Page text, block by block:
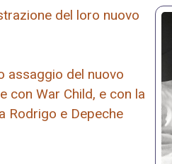
del loro nuovo
assaggio del nuovo
con War Child, e con la
Rodrigo e Depeche